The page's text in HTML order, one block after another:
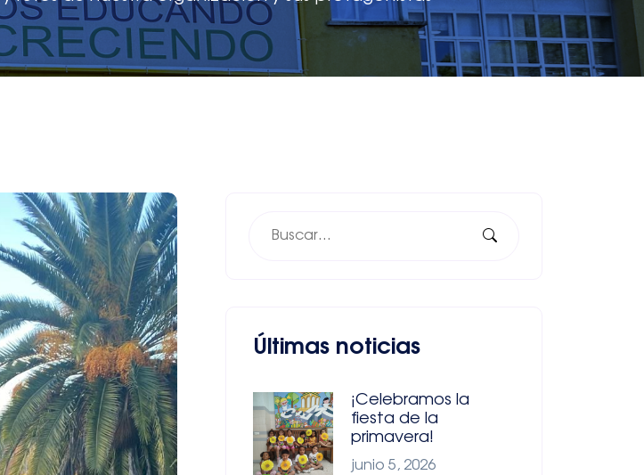
Últimas noticias
¡Celebramos la
fiesta de la
primavera!
junio 5, 2026